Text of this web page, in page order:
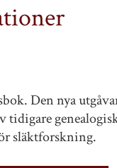
Den nya
tidigare
släktforskning.